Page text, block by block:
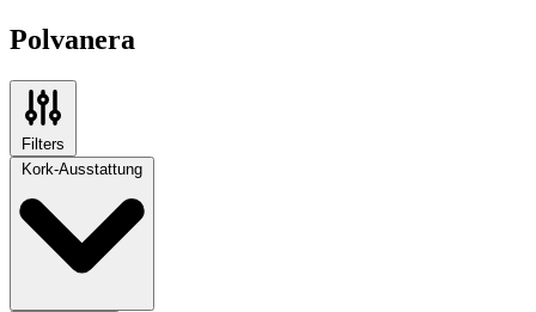
Polvanera
Filters
Kork-Ausstattung